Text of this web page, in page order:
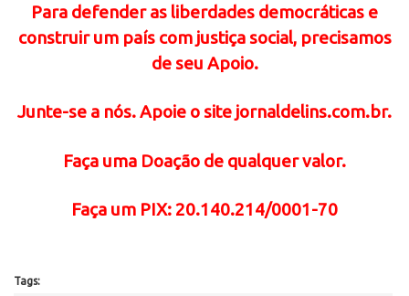
Para defender as liberdades democráticas e
construir um país com justiça social, precisamos
de seu Apoio.
Junte-se a nós. Apoie o site jornaldelins.com.br.
Faça uma Doação de qualquer valor.
Faça um PIX: 20.140.214/0001-70
Tags: